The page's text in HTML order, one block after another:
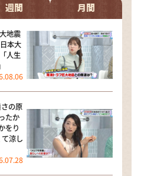
ズン２
正義のミカタ
週間 月間
地震
本大
人生
の原
たか
をり
て涼し